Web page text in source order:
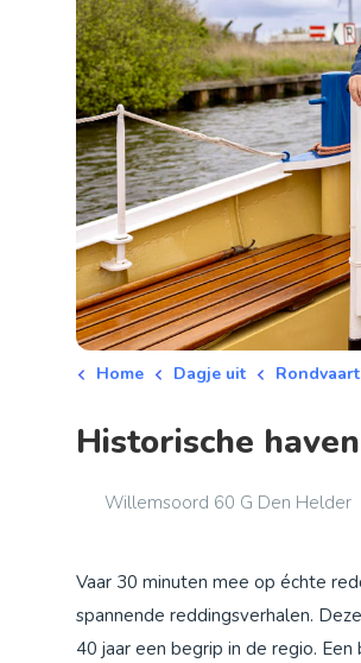
Home Dagje uit
Historische
Willemsoord 60 G Den Helder
Vaar 30 minuten mee op échte
spannende reddingsverhalen.
40 jaar een begrip in de regio.